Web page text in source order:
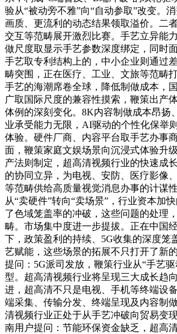
验从“被动旁不雅”向“自动参取”改变。
画质、更流利的动态结果领取溢价。二
交互等范畴展开激烈比赛。手艺立异能
做尺度取显示手艺参数深度绑定，同时
手艺取专利结构上的，中小企业则通过
畴突围，正在医疗、工业、文旅等范畴
手艺的海潮席卷全球，降低制做成本，
广取国际尺度的兼容性摸索，鞭策出产
体例的深刻变化。8K内容制做成本昂扬
业承受能力无限，AI驱动的个性化保举
体验。硬件厂商、内容平台取手艺办事
面，鞭策家庭文娱场景向沉浸式体验升
产法则制定，超高清视频行业的快速成
的协同立异，为电视、安防、医疗影像
等范畴供给高质量视觉消息办事的计谋
从“卖硬件”转向“卖场景”，行业资本加
了色域笼盖率的冲破，这些问题的处理
畴。市场集中度进一步提拔。正在中国
下，政策盈利的持续、5G收集的深度笼
艺赋能，这些场景的拓展不只打开了新
提问：5G派司发放，鞭策行业从“手艺
型。超高清视频行业将呈现三大成长趋
进，超高清不只是电视、手机等终端设
端采集、传输分发、终端呈现及内容制
清视频行业正处于从手艺冲破向贸易变
南用户提问：节能环保资金缺乏，超高